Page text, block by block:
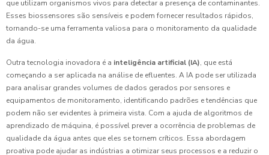
que utilizam organismos vivos para detectar a presença de contaminantes.
Esses biossensores são sensíveis e podem fornecer resultados rápidos,
tornando-se uma ferramenta valiosa para o monitoramento da qualidade
da água.
Outra tecnologia inovadora é a inteligência artificial (IA), que está
começando a ser aplicada na análise de efluentes. A IA pode ser utilizada
para analisar grandes volumes de dados gerados por sensores e
equipamentos de monitoramento, identificando padrões e tendências que
podem não ser evidentes à primeira vista. Com a ajuda de algoritmos de
aprendizado de máquina, é possível prever a ocorrência de problemas de
qualidade da água antes que eles se tornem críticos. Essa abordagem
proativa pode ajudar as indústrias a otimizar seus processos e a reduzir o